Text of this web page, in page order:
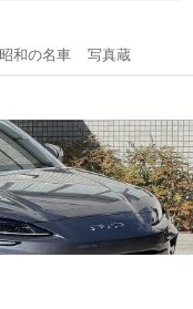
昭和の名車 写真蔵